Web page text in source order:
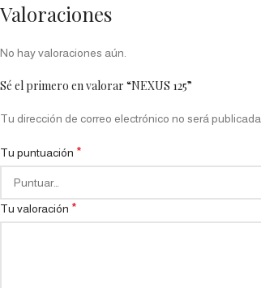
Valoraciones
No hay valoraciones aún.
Sé el primero en valorar “NEXUS 125”
Tu dirección de correo electrónico no será publicada.
Tu puntuación *
Tu valoración *